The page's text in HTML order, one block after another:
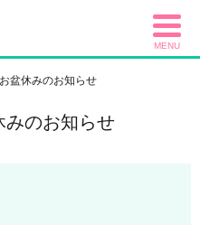
MENU
盆休みのお知らせ
みのお知らせ